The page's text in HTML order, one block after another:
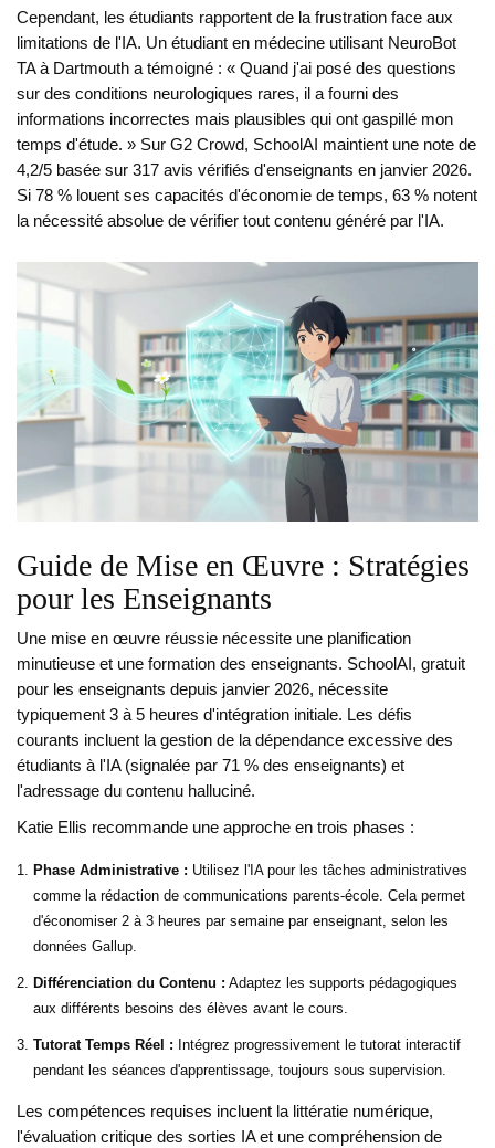
Cependant, les étudiants rapportent de la frustration face aux
limitations de l'IA. Un étudiant en médecine utilisant NeuroBot
TA à Dartmouth a témoigné : « Quand j'ai posé des questions
sur des conditions neurologiques rares, il a fourni des
informations incorrectes mais plausibles qui ont gaspillé mon
temps d'étude. » Sur G2 Crowd, SchoolAI maintient une note de
4,2/5 basée sur 317 avis vérifiés d'enseignants en janvier 2026.
Si 78 % louent ses capacités d'économie de temps, 63 % notent
la nécessité absolue de vérifier tout contenu généré par l'IA.
Guide de Mise en Œuvre : Stratégies
pour les Enseignants
Une mise en œuvre réussie nécessite une planification
minutieuse et une formation des enseignants. SchoolAI, gratuit
pour les enseignants depuis janvier 2026, nécessite
typiquement 3 à 5 heures d'intégration initiale. Les défis
courants incluent la gestion de la dépendance excessive des
étudiants à l'IA (signalée par 71 % des enseignants) et
l'adressage du contenu halluciné.
Katie Ellis recommande une approche en trois phases :
Phase Administrative : Utilisez l'IA pour les tâches administratives
comme la rédaction de communications parents-école. Cela permet
d'économiser 2 à 3 heures par semaine par enseignant, selon les
données Gallup.
Différenciation du Contenu : Adaptez les supports pédagogiques
aux différents besoins des élèves avant le cours.
Tutorat Temps Réel : Intégrez progressivement le tutorat interactif
pendant les séances d'apprentissage, toujours sous supervision.
Les compétences requises incluent la littératie numérique,
l'évaluation critique des sorties IA et une compréhension de